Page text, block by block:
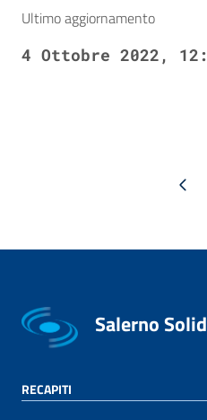
Ultimo aggiornamento
4 Ottobre 2022,
Pagina
Salerno
RECAPITI